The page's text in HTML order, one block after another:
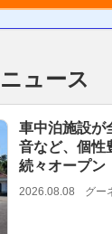
ュース
車中泊施設が
音など、個性
続々オープン
2026.08.08 グー